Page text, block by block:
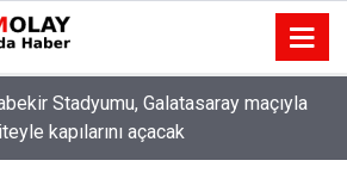
Stadyumu, Galatasaray maçıyla
kapılarını açacak